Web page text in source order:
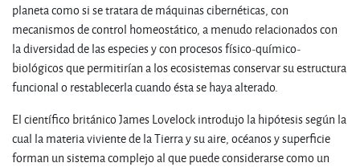
planeta como si se tratara de máquinas cibernéticas, con
mecanismos de control homeostático, a menudo relacionados con
la diversidad de las especies y con procesos físico-químico-
biológicos que permitirían a los ecosistemas conservar su estructura
funcional o restablecerla cuando ésta se haya alterado.
El científico británico James Lovelock introdujo la hipótesis según la
cual la materia viviente de la Tierra y su aire, océanos y superficie
forman un sistema complejo al que puede considerarse como un